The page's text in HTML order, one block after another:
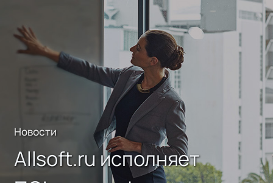
Новости
Allsoft.ru исполняет